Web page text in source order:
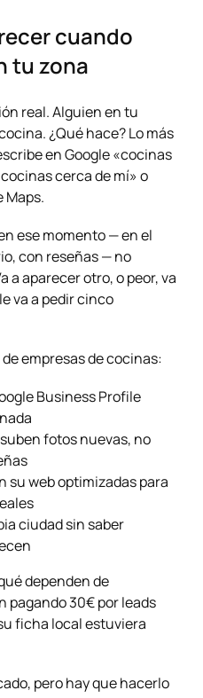
cuando
tu zona
real. Alguien en tu
¿Qué hace? Lo más
en Google «cocinas
cerca de mí» o
Maps.
ese momento — en el
con reseñas — no
a aparecer otro, o peor, va
va a pedir cinco
empresas de cocinas:
Business Profile
fotos nuevas, no
su web optimizadas para
ciudad sin saber
dependen de
pagando 30€ por leads
ficha local estuviera
pero hay que hacerlo